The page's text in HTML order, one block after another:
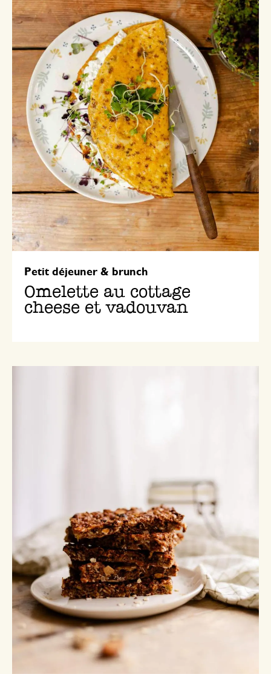
Petit déjeuner & brunch
Omelette au cottage
cheese et vadouvan